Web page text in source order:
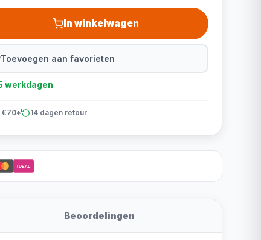
In winkelwagen
Toevoegen aan favorieten
werkdagen
€70* 14 dagen retour
iDEAL
Beoordelingen